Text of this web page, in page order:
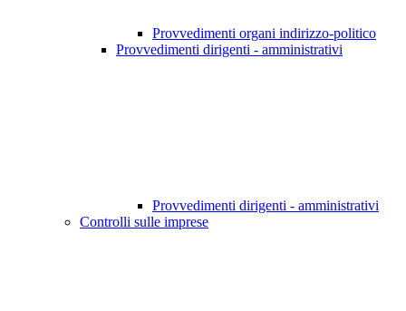
Provvedimenti organi indirizzo-politico
Provvedimenti dirigenti - amministrativi
Provvedimenti dirigenti - amministrativi
Controlli sulle imprese